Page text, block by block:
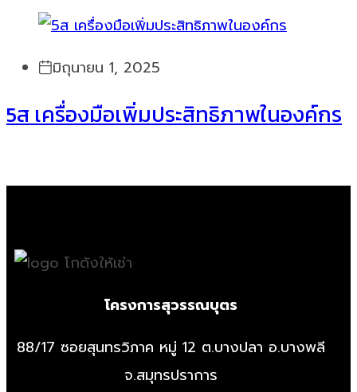
มิถุนายน 1, 2025
5ส เครื่องมือเพิ่มประสิทธิภาพในองค์กร
โครงการสุวรรณบุตร
88/17 ซอยสุนทรวิภาค หมู่ 12 ต.บางปลา อ.บางพลี
จ.สมุทรปราการ